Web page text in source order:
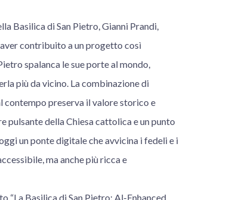
Basilica di San Pietro, Gianni Prandi,
contribuito a un progetto così
spalanca le sue porte al mondo,
più da vicino. La combinazione di
contempo preserva il valore storico e
pulsante della Chiesa cattolica e un punto
un ponte digitale che avvicina i fedeli e i
ma anche più ricca e
“La Basilica di San Pietro: Al-Enhanced